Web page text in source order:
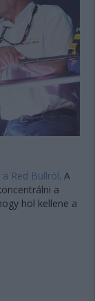
Red Bullról. A
a
hol kellene a